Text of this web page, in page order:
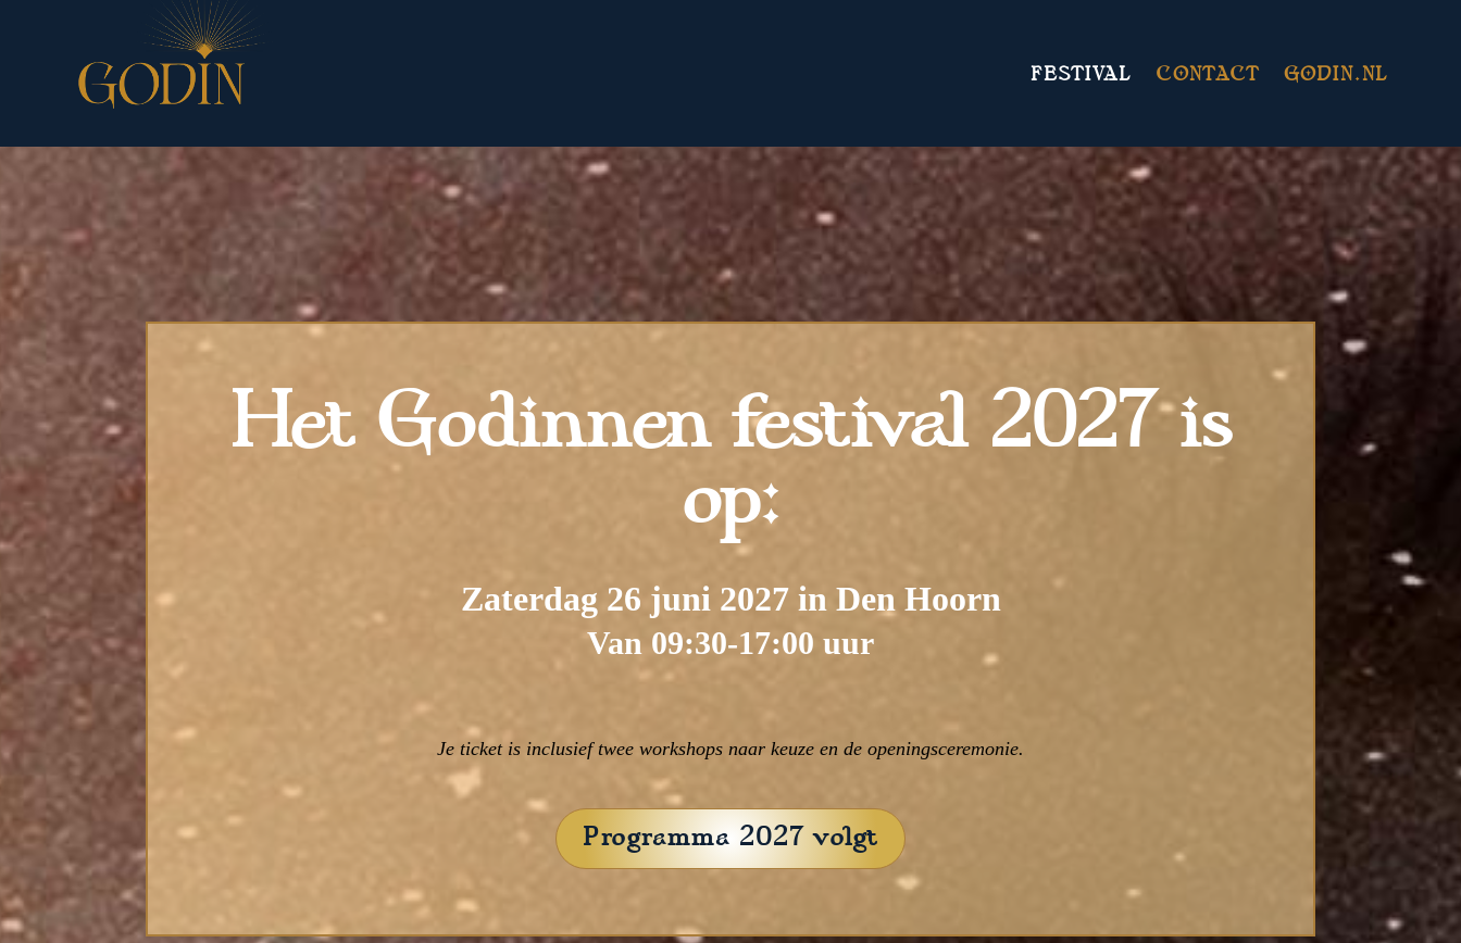
FESTIVAL CONTACT GODIN.NL
Het Godinnen festival 2027 is
op:
Zaterdag 26 juni 2027 in Den Hoorn
Van 09:30-17:00 uur
Je ticket is inclusief twee workshops naar keuze en de openingsceremonie.
Programma 2027 volgt